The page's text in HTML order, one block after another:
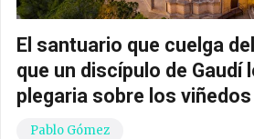
El santuario que cuelga
que un discípulo de Gaudí
plegaria sobre los
Pablo Gómez